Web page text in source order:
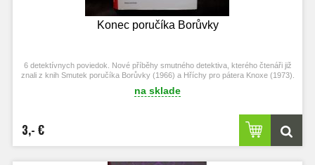
Konec poručíka Borůvky
6 detektívnych poviedok. Nové příběhy smutného detektiva, kterého čtenáři již
znali z knih Smutek poručíka Borůvky (1966) a Hříchy pro pátera Knoxe (1973).
na sklade
3,- €